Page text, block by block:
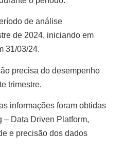
de análise
de 2024, iniciando em
31/03/24.
precisa do desempenho
trimestre.
informações foram obtidas
– Data Driven Platform,
e precisão dos dados